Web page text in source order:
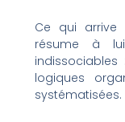
Ce qui arrive
résume à
logiques
systématisées.